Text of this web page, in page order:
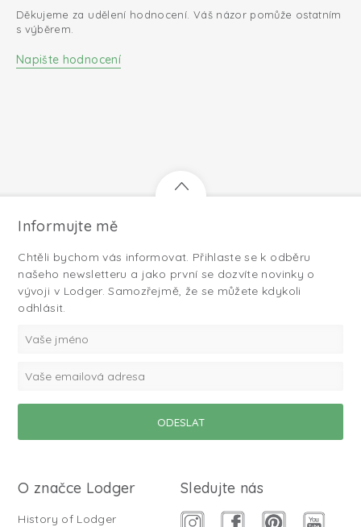
Děkujeme za udělení hodnocení. Váš názor pomůže ostatním
s výběrem.
Napište hodnocení
Informujte mě
Chtěli bychom vás informovat. Přihlaste se k odběru
našeho newsletteru a jako první se dozvíte novinky o
vývoji v Lodger. Samozřejmě, že se můžete kdykoli
odhlásit.
O značce Lodger
History of Lodger
Sledujte nás